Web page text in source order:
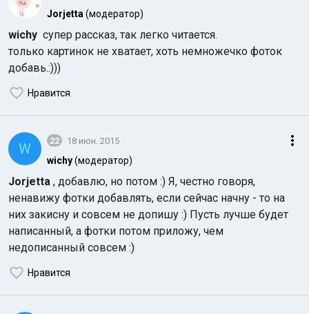
Аравийское море
Jorjetta (модератор)
wichy супер рассказ, так легко читается.
только картинок не хватает, хоть немножечко фоток
добавь.:)))
Нравится
W 22 18 июн. 2015
wichy(модератор)
Jorjetta , добавлю, но потом :) Я, честно говоря,
ненавижу фотки добавлять, если сейчас начну - то на
них закисну и совсем не допишу :) Пусть лучше будет
написанный, а фотки потом приложу, чем
недописанный совсем :)
Нравится